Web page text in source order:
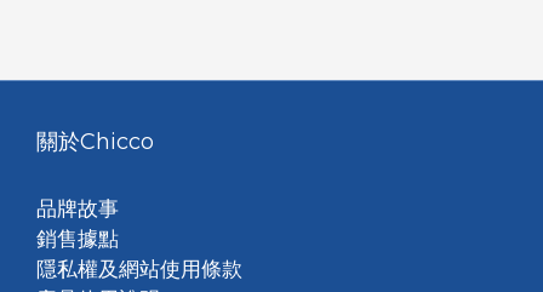
關於Chicco
品牌故事
銷售據點
隱私權及網站使用條款